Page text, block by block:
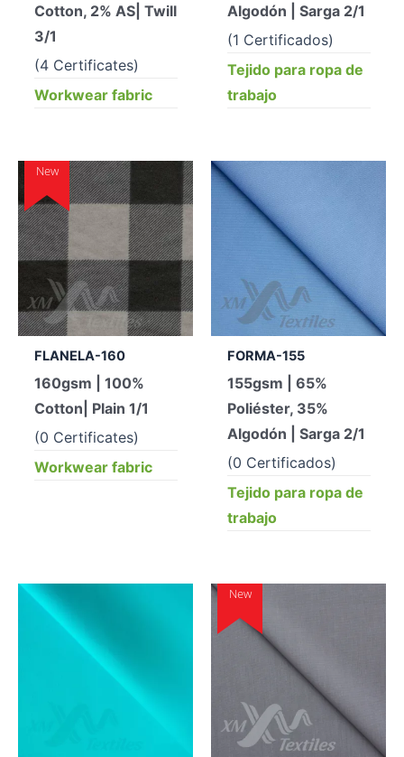
Cotton, 2% AS| Twill
3/1
(4 Certificates)
Workwear fabric
Algodón | Sarga 2/1
(1 Certificados)
Tejido para ropa de
trabajo
New
FLANELA-160
160gsm | 100%
Cotton| Plain 1/1
(0 Certificates)
Workwear fabric
FORMA-155
155gsm | 65%
Poliéster, 35%
Algodón | Sarga 2/1
(0 Certificados)
Tejido para ropa de
trabajo
New